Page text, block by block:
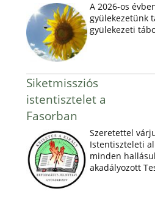
A 2026-os
gyülekezetünk
gyülekezeti
Siketmissziós
istentisztelet a
Fasorban
Szeretettel
Istentiszteleti
minden
akadályozott